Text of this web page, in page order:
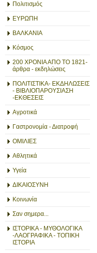
Πολιτισμός
ΕΥΡΩΠΗ
ΒΑΛΚΑΝΙΑ
Κόσμος
200 ΧΡΟΝΙΑ ΑΠΟ ΤΟ 1821-
άρθρα - εκδηλώσεις
ΠΟΛΙΤΙΣΤΙΚΑ- ΕΚΔΗΛΩΣΕΙΣ
- ΒΙΒΛΙΟΠΑΡΟΥΣΙΑΣΗ
-ΕΚΘΕΣΕΙΣ
Αγροτικά
Γαστρονομία - Διατροφή
ΟΜΙΛΙΕΣ
Αθλητικά
Υγεία
ΔΙΚΑΙΟΣΥΝΗ
Κοινωνία
Σαν σημερα...
ΙΣΤΟΡΙΚΑ - ΜΥΘΟΛΟΓΙΚΑ
-ΛΑΟΓΡΑΦΙΚΑ - ΤΟΠΙΚΗ
ΙΣΤΟΡΙΑ